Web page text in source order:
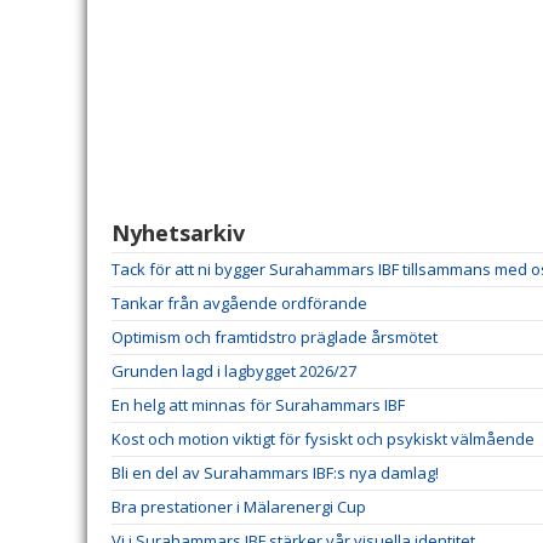
Nyhetsarkiv
Tack för att ni bygger Surahammars IBF tillsammans med
Tankar från avgående ordförande
Optimism och framtidstro präglade årsmötet
Grunden lagd i lagbygget 2026/27
En helg att minnas för Surahammars IBF
Kost och motion viktigt för fysiskt och psykiskt välmående
Bli en del av Surahammars IBF:s nya damlag!
Bra prestationer i Mälarenergi Cup